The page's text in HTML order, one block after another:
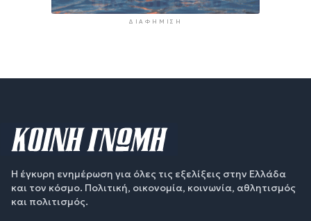
ΔΙΑΦΉΜΙΣΗ
Η έγκυρη ενημέρωση για όλες τις εξελίξεις στην Ελλάδα
και τον κόσμο. Πολιτική, οικονομία, κοινωνία, αθλητισμός
και πολιτισμός.